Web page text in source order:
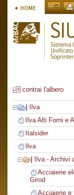
contrai l'albero
Ilva
Ilva Alti Forni e
Italsider
Ilva
Ilva - Archivi
Acciaierie
Girod
Acciaierie e